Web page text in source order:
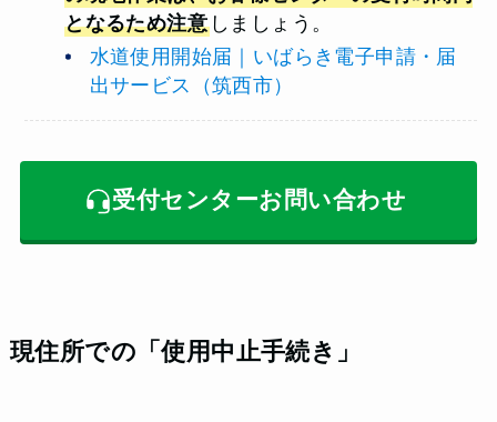
となるため注意 しましょう。
水道使用開始届｜いばらき電子申請・届
出サービス（筑西市）
受付センターお問い合わせ
現住所での「使用中止手続き」